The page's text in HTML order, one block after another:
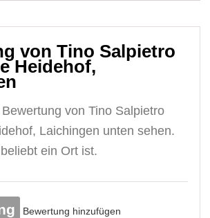
von Tino Salpietro
Heidehof,
von Tino Salpietro
Laichingen unten sehen.
ein Ort ist.
Bewertung hinzufügen